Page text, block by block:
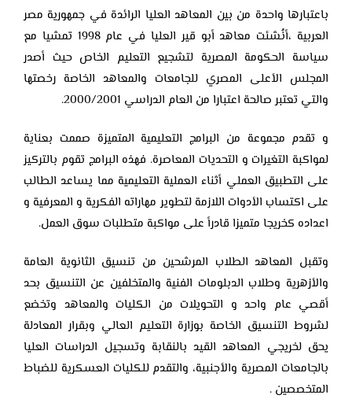
باعتبارها واحدة من بين المعاهد العليا الرائدة في جمهورية مصر
العربية ،أنُشئت معاهد ‏أبو قير العليا في عام 1998 تمشيا مع
سياسة الحكومة المصرية لتشجيع التعليم الخاص ‏حيث أصدر
المجلس الأعلى المصري للجامعات والمعاهد الخاصة رخصتها
والتي ‏تعتبر صالحة اعتبارا من العام الدراسي 2000/2001.‏
و تقدم مجموعة من البرامج التعليمية المتميزة صممت بعناية
لمواكبة التغيرات و ‏التحديات المعاصرة. فهذه البرامج تقوم بالتركيز
على التطبيق العملي أثناء العملية ‏التعليمية مما يساعد الطالب
على اكتساب الأدوات اللازمة لتطوير مهاراته الفكرية و ‏المعرفية و
اعداده كخريجا متميزا قادرأ على مواكبة متطلبات سوق العمل.
وتقبل المعاهد الطلاب المرشحين من تنسيق الثانوية العامة
والأزهرية وطلاب الدبلومات الفنية والمتخلفين عن التنسيق بحد
أقصي عام واحد و التحويلات من الكليات والمعاهد وتخضع
لشروط التنسيق الخاصة بوزارة التعليم العالي وبقرار المعادلة
يحق لخريجي المعاهد القيد بالنقابة وتسجيل الدراسات العليا
بالجامعات المصرية والأجنبية، والتقدم للكليات العسكرية للضباط
المتخصصين .